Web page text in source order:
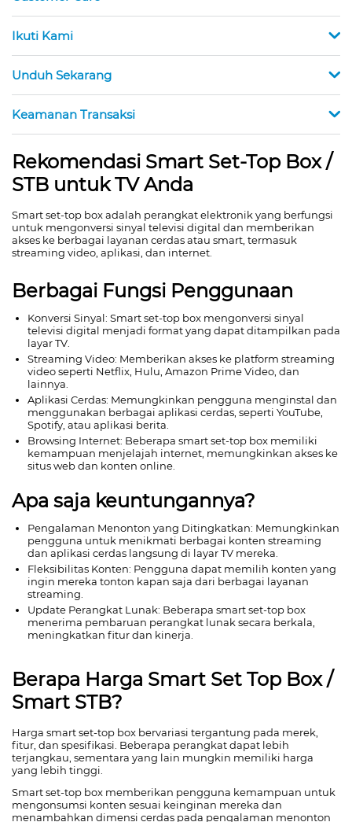
Ikuti Kami
Unduh Sekarang
Keamanan Transaksi
Rekomendasi Smart Set-Top Box /
STB untuk TV Anda
Smart set-top box adalah perangkat elektronik yang berfungsi
untuk mengonversi sinyal televisi digital dan memberikan
akses ke berbagai layanan cerdas atau smart, termasuk
streaming video, aplikasi, dan internet.
Berbagai Fungsi Penggunaan
Konversi Sinyal: Smart set-top box mengonversi sinyal
televisi digital menjadi format yang dapat ditampilkan pada
layar TV.
Streaming Video: Memberikan akses ke platform streaming
video seperti Netflix, Hulu, Amazon Prime Video, dan
lainnya.
Aplikasi Cerdas: Memungkinkan pengguna menginstal dan
menggunakan berbagai aplikasi cerdas, seperti YouTube,
Spotify, atau aplikasi berita.
Browsing Internet: Beberapa smart set-top box memiliki
kemampuan menjelajah internet, memungkinkan akses ke
situs web dan konten online.
Apa saja keuntungannya?
Pengalaman Menonton yang Ditingkatkan: Memungkinkan
pengguna untuk menikmati berbagai konten streaming
dan aplikasi cerdas langsung di layar TV mereka.
Fleksibilitas Konten: Pengguna dapat memilih konten yang
ingin mereka tonton kapan saja dari berbagai layanan
streaming.
Update Perangkat Lunak: Beberapa smart set-top box
menerima pembaruan perangkat lunak secara berkala,
meningkatkan fitur dan kinerja.
Berapa Harga Smart Set Top Box /
Smart STB?
Harga smart set-top box bervariasi tergantung pada merek,
fitur, dan spesifikasi. Beberapa perangkat dapat lebih
terjangkau, sementara yang lain mungkin memiliki harga
yang lebih tinggi.
Smart set-top box memberikan pengguna kemampuan untuk
mengonsumsi konten sesuai keinginan mereka dan
menambahkan dimensi cerdas pada pengalaman menonton